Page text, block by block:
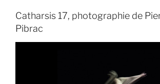
Catharsis 17, photographie de
Pibrac